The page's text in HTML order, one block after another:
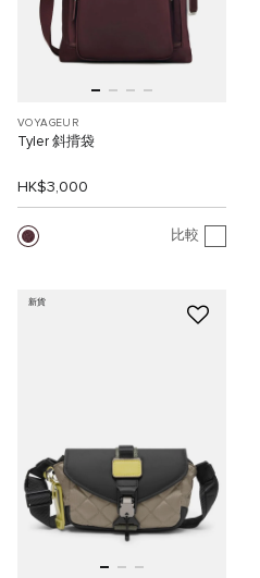
VOYAGEUR
Tyler 斜揹袋
HK$3,000
比較
新貨